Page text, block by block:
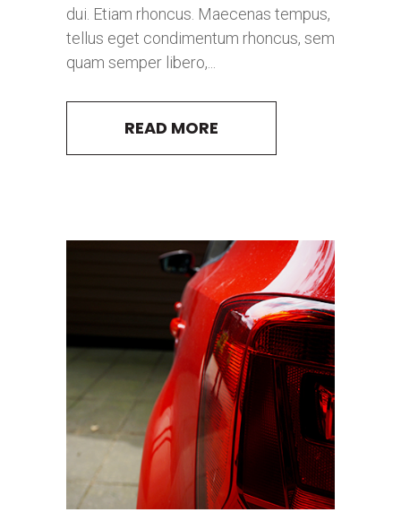
dui. Etiam rhoncus. Maecenas tempus,
tellus eget condimentum rhoncus, sem
quam semper libero,...
READ MORE